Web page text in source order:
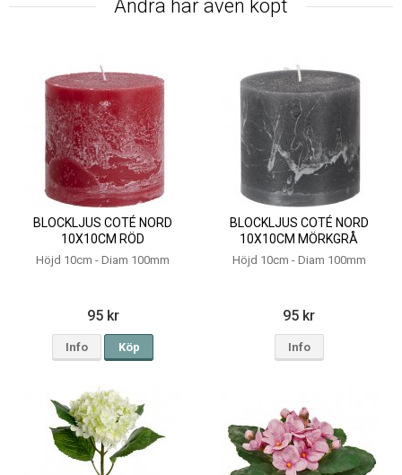
Andra har även köpt
BLOCKLJUS COTÉ NORD
10X10CM RÖD
Höjd 10cm - Diam 100mm
95 kr
Info Köp
BLOCKLJUS COTÉ NORD
10X10CM MÖRKGRÅ
Höjd 10cm - Diam 100mm
95 kr
Info